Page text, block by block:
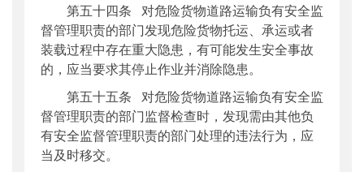
第五十四条 对危险货物道路运输负有安全监
督管理职责的部门发现危险货物托运、承运或者
装载过程中存在重大隐患，有可能发生安全事故
的，应当要求其停止作业并消除隐患。
第五十五条 对危险货物道路运输负有安全监
督管理职责的部门监督检查时，发现需由其他负
有安全监督管理职责的部门处理的违法行为，应
当及时移交。